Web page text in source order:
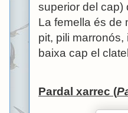
superior del cap)
La femella és de
pit, pili
baixa cap el
Pardal xarrec (